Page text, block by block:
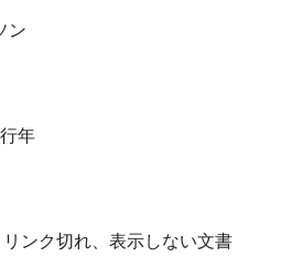
ン
行年
ク切れ、表示しない文書